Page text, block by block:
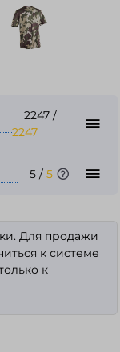
2247 /
2247
5 / 5
Для продажи
к системе
к